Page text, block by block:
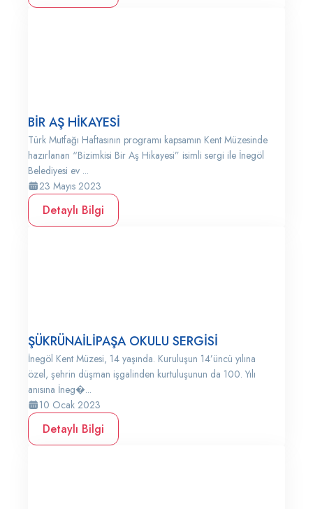
BİR AŞ HİKAYESİ
Türk Mutfağı Haftasının programı kapsamın Kent Müzesinde
hazırlanan “Bizimkisi Bir Aş Hikayesi” isimli sergi ile İnegöl
Belediyesi ev ...
23 Mayıs 2023
Detaylı Bilgi
ŞÜKRÜNAİLİPAŞA OKULU SERGİSİ
İnegöl Kent Müzesi, 14 yaşında. Kuruluşun 14’üncü yılına
özel, şehrin düşman işgalinden kurtuluşunun da 100. Yılı
anısına İneg�...
10 Ocak 2023
Detaylı Bilgi